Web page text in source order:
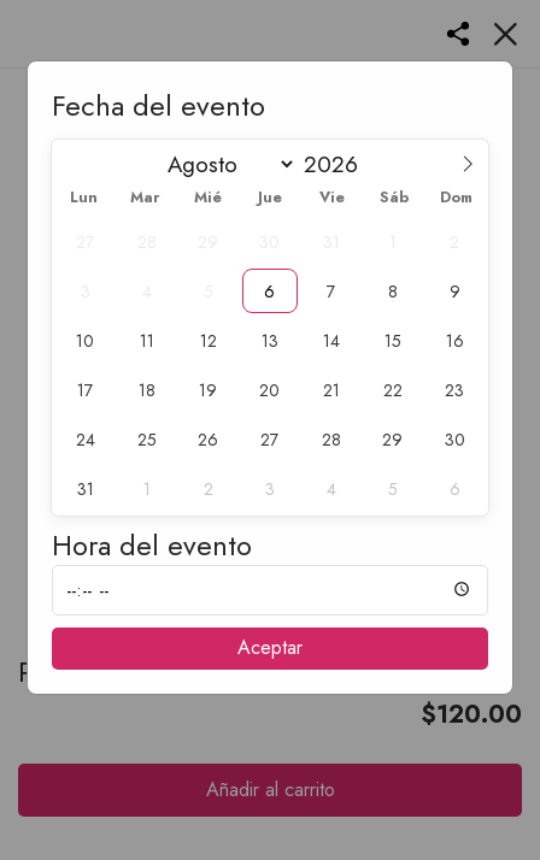
Paquete Festejos 1
$120.00
Añadir al carrito
Fecha del evento
Lun Mar Mié Jue Vie Sáb Dom
6 7 8 9
10 11 12 13 14 15 16
17 18 19 20 21 22 23
24 25 26 27 28 29 30
31 1 2 3 4 5 6
Hora del evento
Aceptar